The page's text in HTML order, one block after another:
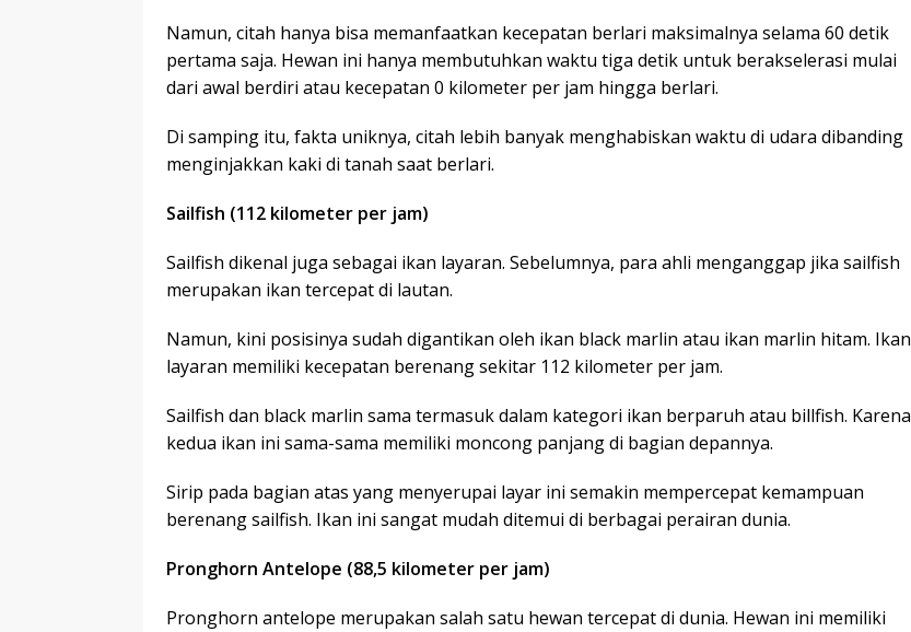
Namun, citah hanya bisa memanfaatkan kecepatan berlari maksimalnya selama 60 detik
pertama saja. Hewan ini hanya membutuhkan waktu tiga detik untuk berakselerasi mulai
dari awal berdiri atau kecepatan 0 kilometer per jam hingga berlari.
Di samping itu, fakta uniknya, citah lebih banyak menghabiskan waktu di udara dibanding
menginjakkan kaki di tanah saat berlari.
Sailfish (112 kilometer per jam)
Sailfish dikenal juga sebagai ikan layaran. Sebelumnya, para ahli menganggap jika sailfish
merupakan ikan tercepat di lautan.
Namun, kini posisinya sudah digantikan oleh ikan black marlin atau ikan marlin hitam. Ikan
layaran memiliki kecepatan berenang sekitar 112 kilometer per jam.
Sailfish dan black marlin sama termasuk dalam kategori ikan berparuh atau billfish. Karena
kedua ikan ini sama-sama memiliki moncong panjang di bagian depannya.
Sirip pada bagian atas yang menyerupai layar ini semakin mempercepat kemampuan
berenang sailfish. Ikan ini sangat mudah ditemui di berbagai perairan dunia.
Pronghorn Antelope (88,5 kilometer per jam)
Pronghorn antelope merupakan salah satu hewan tercepat di dunia. Hewan ini memiliki